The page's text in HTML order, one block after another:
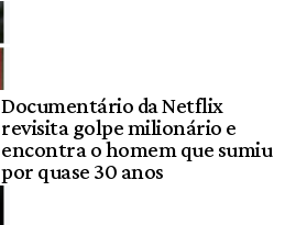
Documentário da Netflix
revisita golpe milionário e
encontra o homem que sumiu
por quase 30 anos